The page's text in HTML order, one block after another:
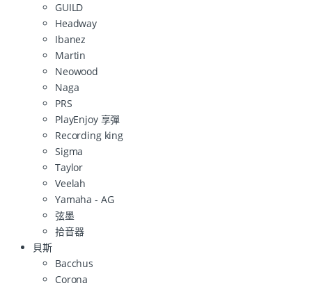
GUILD
Headway
Ibanez
Martin
Neowood
Naga
PRS
PlayEnjoy 享彈
Recording king
Sigma
Taylor
Veelah
Yamaha - AG
弦墨
拾音器
貝斯
Bacchus
Corona